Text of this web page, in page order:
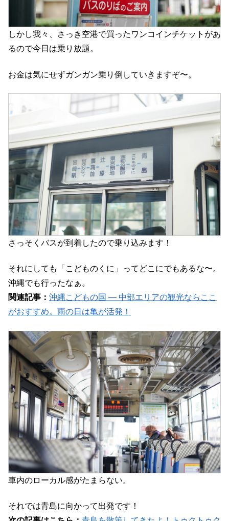
しかし我々、さっき空港で買ったワンコインチケットがあ
るので今日は乗り放題。
お金は気にせずガンガン乗り倒していきますぞ〜。
さっそくバスが到着したので乗り込みます！
それにしても「こどものくに」ってどこにでもあるな〜。
沖縄でも行ったなぁ。
関連記事： 沖縄こどもの国 ― 中部エリアの観光ならここ
がおすすめ。雨の日は亀が活発！
車内のローカル感がたまらない。
それでは青島に向かって出発です！